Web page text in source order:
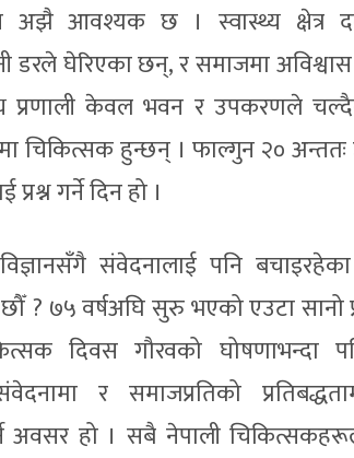
अझै आवश्यक छ । स्वास्थ्य क्षेत्र
घेरिएका छन्, र समाजमा
प्रणाली केवल भवन र उपकरणले
चिकित्सक हुन्छन् । फाल्गुन २० अन्ततः
गर्ने दिन हो ।
संवेदनालाई पनि
? ७५ वर्षअघि सुरु भएको एउटा
दिवस गौरवको घोषणाभन्दा
र समाजप्रतिको
हो । सबै नेपाली